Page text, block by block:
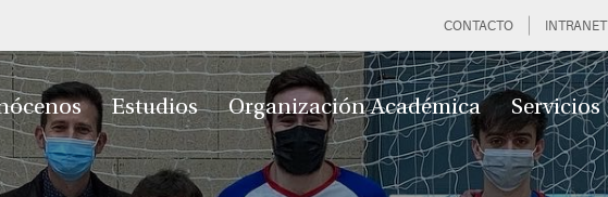
CONTACTO INTRANET
Estudios Organización Académica Servicios